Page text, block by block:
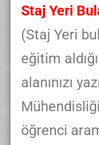
Staj Yeri
(Staj Yeri
eğitim
alanınızı
öğrenci